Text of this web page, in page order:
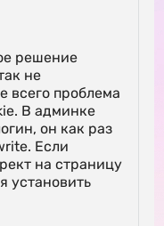
решение
не
всего проблема
В админке
он как раз
Если
на страницу
установить